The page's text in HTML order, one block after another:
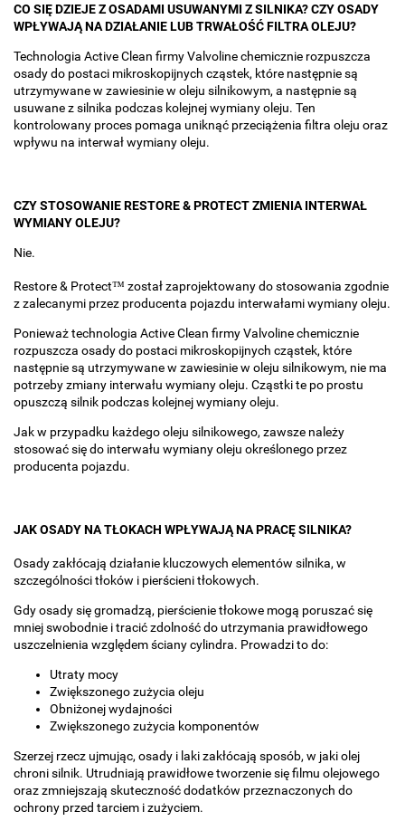
CO SIĘ DZIEJE Z OSADAMI USUWANYMI Z SILNIKA? CZY OSADY
WPŁYWAJĄ NA DZIAŁANIE LUB TRWAŁOŚĆ FILTRA OLEJU?
Technologia Active Clean firmy Valvoline chemicznie rozpuszcza
osady do postaci mikroskopijnych cząstek, które następnie są
utrzymywane w zawiesinie w oleju silnikowym, a następnie są
usuwane z silnika podczas kolejnej wymiany oleju. Ten
kontrolowany proces pomaga uniknąć przeciążenia filtra oleju oraz
wpływu na interwał wymiany oleju.
CZY STOSOWANIE RESTORE & PROTECT ZMIENIA INTERWAŁ
WYMIANY OLEJU?
Nie.
Restore & Protect™ został zaprojektowany do stosowania zgodnie
z zalecanymi przez producenta pojazdu interwałami wymiany oleju.
Ponieważ technologia Active Clean firmy Valvoline chemicznie
rozpuszcza osady do postaci mikroskopijnych cząstek, które
następnie są utrzymywane w zawiesinie w oleju silnikowym, nie ma
potrzeby zmiany interwału wymiany oleju. Cząstki te po prostu
opuszczą silnik podczas kolejnej wymiany oleju.
Jak w przypadku każdego oleju silnikowego, zawsze należy
stosować się do interwału wymiany oleju określonego przez
producenta pojazdu.
JAK OSADY NA TŁOKACH WPŁYWAJĄ NA PRACĘ SILNIKA?
Osady zakłócają działanie kluczowych elementów silnika, w
szczególności tłoków i pierścieni tłokowych.
Gdy osady się gromadzą, pierścienie tłokowe mogą poruszać się
mniej swobodnie i tracić zdolność do utrzymania prawidłowego
uszczelnienia względem ściany cylindra. Prowadzi to do:
Utraty mocy
Zwiększonego zużycia oleju
Obniżonej wydajności
Zwiększonego zużycia komponentów
Szerzej rzecz ujmując, osady i laki zakłócają sposób, w jaki olej
chroni silnik. Utrudniają prawidłowe tworzenie się filmu olejowego
oraz zmniejszają skuteczność dodatków przeznaczonych do
ochrony przed tarciem i zużyciem.